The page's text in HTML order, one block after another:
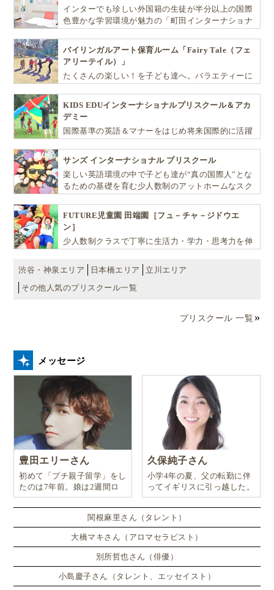
インターでも珍しい外国籍の生徒が半分以上の国際
色豊かな学習環境が魅力の「町田インターナショナ
バイリンガルアート保育ルーム「Fairy Tale（フェ
アリーテイル）」
たくさんの楽しい！を子ども達へ。バラエティーに
『生きる力』を育てます。
KIDS EDUインターナショナルプリスクール＆アカ
デミー
国際基準の英語＆マナーをはじめ将来国際的に活躍
EDU（キッズ・エデュ）」は幼児から小学生まで一
貫して学べる充実のカリキュラムが魅力です
サンズ インターナショナル プリスクール
楽しい英語環境の中で子ども達が“真の国際人”とな
るための基礎を育む少人数制のアットホームなスク
FUTURE児童園 田端園［フュ－チャ－ジドウエ
ン］
少人数制クラスで丁寧に生活力・学力・思考力を伸
渋谷・神泉エリア
日本橋エリア
立川エリア
その他人気のプリスクール一覧
プリスクール 一覧
メッセージ
豊田エリーさん
初めて「プチ親子留学」をし
たのは7年前。娘は2週間ロ
ンドンのサマースクールに通
い、英語劇に挑戦したり、
久保純子さん
小学4年の夏、父の転勤に伴
ってイギリスに引っ越した。
関根麻里さん（タレント）
大橋マキさん（アロマセラピスト）
別所哲也さん（俳優）
小島慶子さん（タレント、エッセイスト）